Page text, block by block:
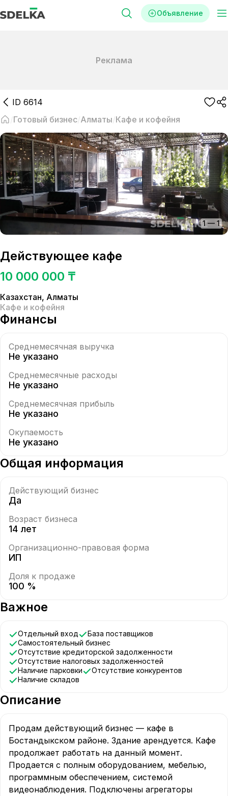
Объявление
Реклама
ID 6614
Готовый бизнес Алматы Кафе и кофейня
1— 1
Действующее кафе
10 000 000 ₸
Казахстан, Алматы
Кафе и кофейня
Финансы
Среднемесячная выручка
Не указано
Среднемесячные расходы
Не указано
Среднемесячная прибыль
Не указано
Окупаемость
Не указано
Общая информация
Действующий бизнес
Да
Возраст бизнеса
14 лет
Организационно-правовая форма
ИП
Доля к продаже
100 %
Важное
Отдельный вход
База поставщиков
Самостоятельный бизнес
Отсутствие кредиторской задолженности
Отсутствие налоговых задолженностей
Наличие парковки
Отсутствие конкурентов
Наличие складов
Описание
Продам действующий бизнес — кафе в
Бостандыкском районе. Здание арендуется. Кафе
продолжает работать на данный момент.
Продается с полным оборудованием, мебелью,
программным обеспечением, системой
видеонаблюдения. Подключены агрегаторы